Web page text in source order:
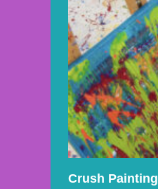
Crush Painting